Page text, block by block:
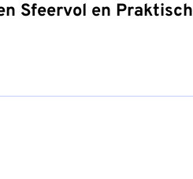
Sfeervol en Praktisch